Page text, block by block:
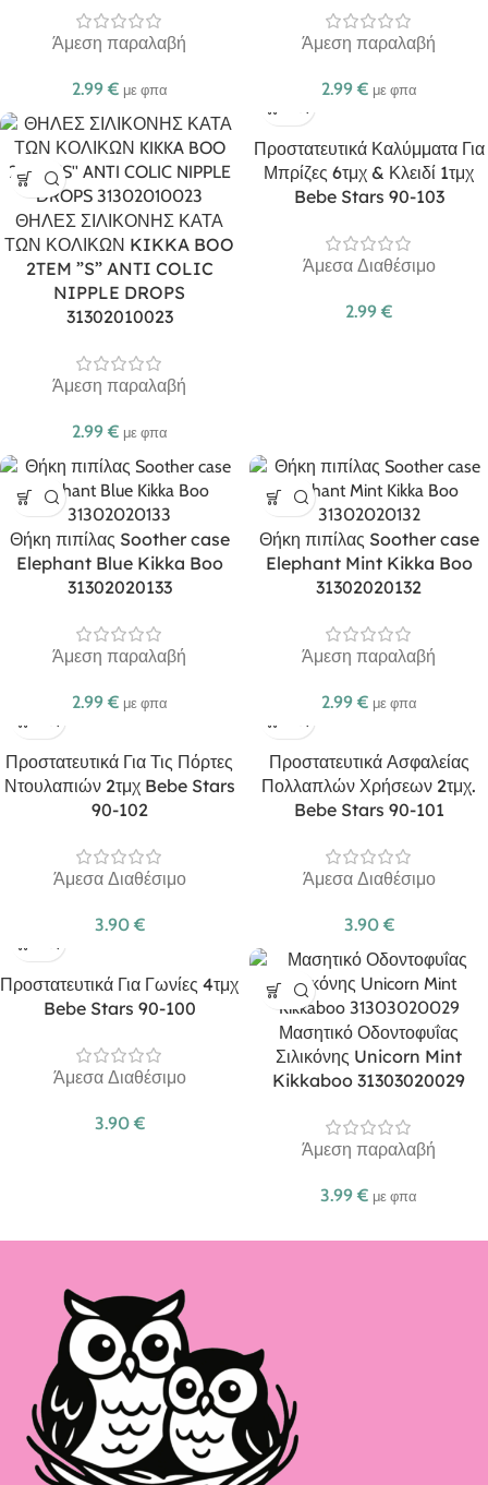
Άμεση παραλαβή
2.99 € με φπα
Άμεση παραλαβή
2.99 € με φπα
ΘΗΛΕΣ ΣΙΛΙΚΟΝΗΣ ΚΑΤΑ
ΤΩΝ ΚΟΛΙΚΩΝ KIKKA BOO
2TEM ”S” ANTI COLIC
NIPPLE DROPS
31302010023
Άμεση παραλαβή
2.99 € με φπα
Προστατευτικά Καλύμματα Για
Μπρίζες 6τμχ & Κλειδί 1τμχ
Bebe Stars 90-103
Άμεσα Διαθέσιμο
2.99 €
Θήκη πιπίλας Soother case
Elephant Blue Kikka Boo
31302020133
Άμεση παραλαβή
2.99 € με φπα
Θήκη πιπίλας Soother case
Elephant Mint Kikka Boo
31302020132
Άμεση παραλαβή
2.99 € με φπα
Προστατευτικά Για Τις Πόρτες
Ντουλαπιών 2τμχ Bebe Stars
90-102
Άμεσα Διαθέσιμο
3.90 €
Προστατευτικά Ασφαλείας
Πολλαπλών Χρήσεων 2τμχ.
Bebe Stars 90-101
Άμεσα Διαθέσιμο
3.90 €
Προστατευτικά Για Γωνίες 4τμχ
Bebe Stars 90-100
Άμεσα Διαθέσιμο
3.90 €
Μασητικό Οδοντοφυΐας
Σιλικόνης Unicorn Mint
Kikkaboo 31303020029
Άμεση παραλαβή
3.99 € με φπα